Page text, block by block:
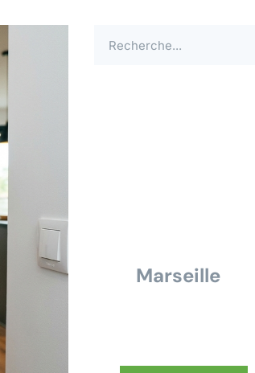
Marseille